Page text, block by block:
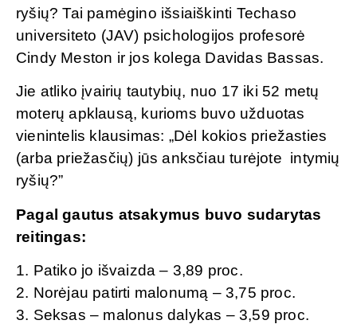
ryšių? Tai pamėgino išsiaiškinti Techaso
universiteto (JAV) psichologijos profesorė
Cindy Meston ir jos kolega Davidas Bassas.
Jie atliko įvairių tautybių, nuo 17 iki 52 metų
moterų apklausą, kurioms buvo užduotas
vienintelis klausimas: „Dėl kokios priežasties
(arba priežasčių) jūs anksčiau turėjote intymių
ryšių?”
Pagal gautus atsakymus buvo sudarytas
reitingas:
1. Patiko jo išvaizda – 3,89 proc.
2. Norėjau patirti malonumą – 3,75 proc.
3. Seksas – malonus dalykas – 3,59 proc.